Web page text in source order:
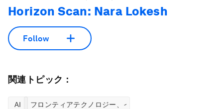
Horizon Scan: Nara Lokesh
Follow
関連トピック：
AI フロンティアテクノロジー、イノベーションセンター